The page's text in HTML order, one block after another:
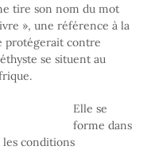
tire son nom du mot
», une référence à la
protégerait contre
se situent au
Elle se
forme dans
les conditions